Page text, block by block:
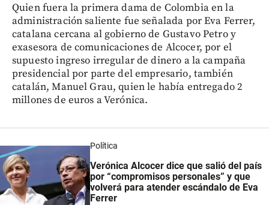
Quien fuera la primera dama de Colombia en la
administración saliente fue señalada por Eva Ferrer,
catalana cercana al gobierno de Gustavo Petro y
exasesora de comunicaciones de Alcocer, por el
supuesto ingreso irregular de dinero a la campaña
presidencial por parte del empresario, también
catalán, Manuel Grau, quien le había entregado 2
millones de euros a Verónica.
Política
Verónica Alcocer dice que salió del país
por “compromisos personales” y que
volverá para atender escándalo de Eva
Ferrer